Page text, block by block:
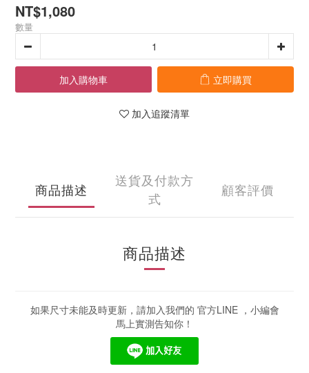
NT$1,080
數量
加入購物車 立即購買
加入追蹤清單
商品描述
送貨及付款方
式
顧客評價
商品描述
如果尺寸未能及時更新，請加入我們的 官方LINE ，小編會
馬上實測告知你！